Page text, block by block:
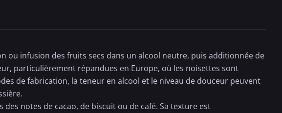
ou infusion des fruits secs dans un alcool neutre, puis additionnée de
particulièrement répandues en Europe, où les noisettes sont
de fabrication, la teneur en alcool et le niveau de douceur peuvent
notes de cacao, de biscuit ou de café. Sa texture est